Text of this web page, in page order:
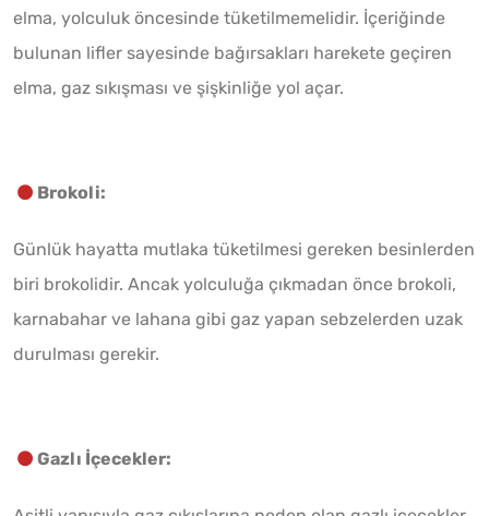
elma, yolculuk öncesinde tüketilmemelidir. İçeriğinde
bulunan lifler sayesinde bağırsakları harekete geçiren
elma, gaz sıkışması ve şişkinliğe yol açar.
Brokoli:
Günlük hayatta mutlaka tüketilmesi gereken besinlerden
biri brokolidir. Ancak yolculuğa çıkmadan önce brokoli,
karnabahar ve lahana gibi gaz yapan sebzelerden uzak
durulması gerekir.
Gazlı İçecekler: